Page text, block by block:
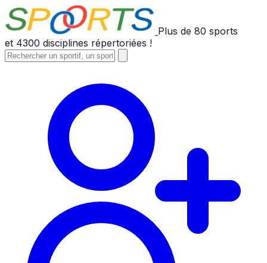
Plus de 80 sports
et 4300 disciplines répertoriées !